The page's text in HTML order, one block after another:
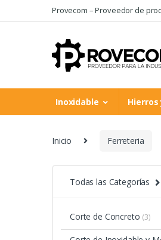
to
to
Provecom – Proveedor de
Inoxidable Hierros
Inicio Ferreteria
Todas las Categorías
Corte de Concreto (3)